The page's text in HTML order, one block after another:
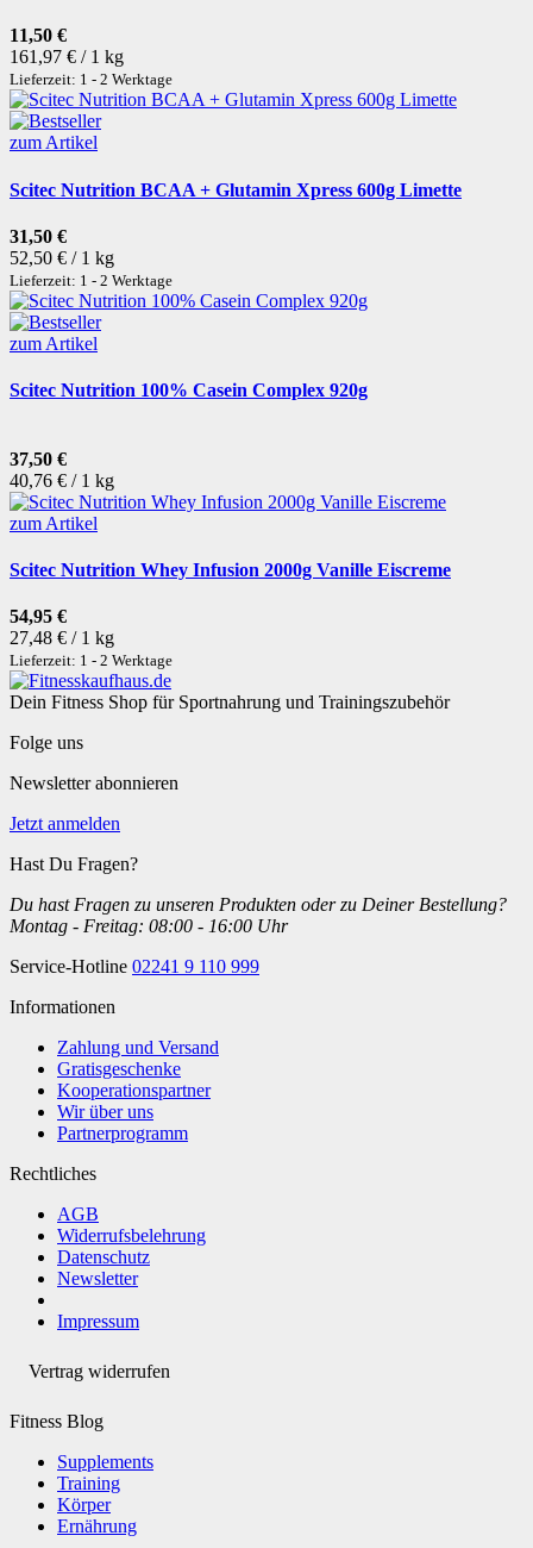
11,50 €
161,97 € / 1 kg
Lieferzeit: 1 - 2 Werktage
zum Artikel
Scitec Nutrition BCAA + Glutamin Xpress 600g Limette
31,50 €
52,50 € / 1 kg
Lieferzeit: 1 - 2 Werktage
zum Artikel
Scitec Nutrition 100% Casein Complex 920g
37,50 €
40,76 € / 1 kg
zum Artikel
Scitec Nutrition Whey Infusion 2000g Vanille Eiscreme
54,95 €
27,48 € / 1 kg
Lieferzeit: 1 - 2 Werktage
Dein Fitness Shop für Sportnahrung und Trainingszubehör
Folge uns
Newsletter abonnieren
Jetzt anmelden
Hast Du Fragen?
Du hast Fragen zu unseren Produkten oder zu Deiner Bestellung?
Montag - Freitag: 08:00 - 16:00 Uhr
Service-Hotline 02241 9 110 999
Informationen
Zahlung und Versand
Gratisgeschenke
Kooperationspartner
Wir über uns
Partnerprogramm
Rechtliches
AGB
Widerrufsbelehrung
Datenschutz
Newsletter
Impressum
Vertrag widerrufen
Fitness Blog
Supplements
Training
Körper
Ernährung